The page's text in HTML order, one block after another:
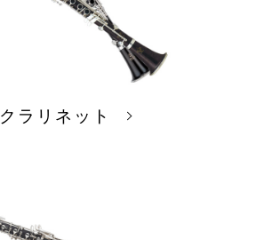
クラリネット